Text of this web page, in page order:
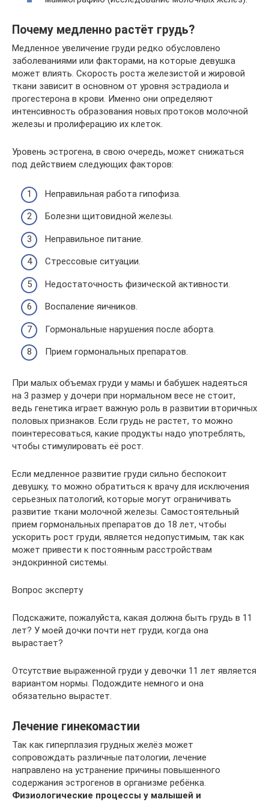
Почему медленно растёт грудь?
Медленное увеличение груди редко обусловлено
заболеваниями или факторами, на которые девушка
может влиять. Скорость роста железистой и жировой
ткани зависит в основном от уровня эстрадиола и
прогестерона в крови. Именно они определяют
интенсивность образования новых протоков молочной
железы и пролиферацию их клеток.
Уровень эстрогена, в свою очередь, может снижаться
под действием следующих факторов:
Неправильная работа гипофиза.
Болезни щитовидной железы.
Неправильное питание.
Стрессовые ситуации.
Недостаточность физической активности.
Воспаление яичников.
Гормональные нарушения после аборта.
Прием гормональных препаратов.
При малых объемах груди у мамы и бабушек надеяться
на 3 размер у дочери при нормальном весе не стоит,
ведь генетика играет важную роль в развитии вторичных
половых признаков. Если грудь не растет, то можно
поинтересоваться, какие продукты надо употреблять,
чтобы стимулировать её рост.
Если медленное развитие груди сильно беспокоит
девушку, то можно обратиться к врачу для исключения
серьезных патологий, которые могут ограничивать
развитие ткани молочной железы. Самостоятельный
прием гормональных препаратов до 18 лет, чтобы
ускорить рост груди, является недопустимым, так как
может привести к постоянным расстройствам
эндокринной системы.
Вопрос эксперту
Подскажите, пожалуйста, какая должна быть грудь в 11
лет? У моей дочки почти нет груди, когда она
вырастает?
Отсутствие выраженной груди у девочки 11 лет является
вариантом нормы. Подождите немного и она
обязательно вырастет.
Лечение гинекомастии
Так как гиперплазия грудных желёз может
сопровождать различные патологии, лечение
направлено на устранение причины повышенного
содержания эстрогенов в организме ребёнка.
Физиологические процессы у малышей и